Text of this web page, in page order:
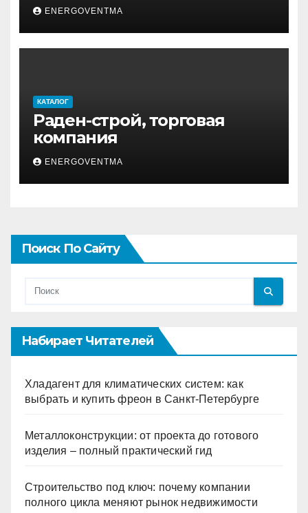
ENERGOVENTMA
КАТАЛОГ
Раден-строй, торговая
компания
ENERGOVENTMA
Поиск По Сайту
Набирает Читателей
Хладагент для климатических систем: как
выбрать и купить фреон в Санкт-Петербурге
Металлоконструкции: от проекта до готового
изделия – полный практический гид
Строительство под ключ: почему компании
полного цикла меняют рынок недвижимости